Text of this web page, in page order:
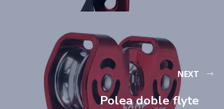
NEXT
Polea doble flyte